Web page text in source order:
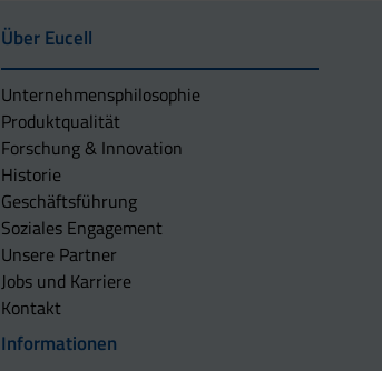
Über Eucell
Unternehmens­philosophie
Produktqualität
Forschung & Innovation
Historie
Geschäftsführung
Soziales Engagement
Unsere Partner
Jobs und Karriere
Kontakt
Informationen